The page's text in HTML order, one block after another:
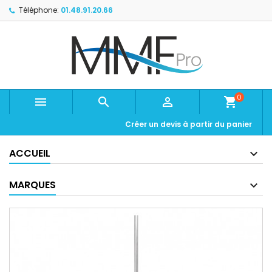
Téléphone: 01.48.91.20.66
   shopping_cart0
Créer un devis à partir du panier
ACCUEIL
MARQUES